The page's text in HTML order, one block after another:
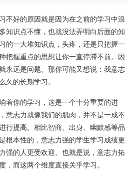
好的原因就是因为在之前的学习中浪
知识点不懂，也就没法弄明白后面的知
的一大堆知识点，头疼，还是只把握一
把握重点的思想让你一直停滞不前。因
永远是问题。那你可能又想说：我意志
久的长期学习。
你的学习，这是一个十分重要的进
意志力就像我们的肌肉，并不是一成不
行提高。相比智商、出身、幽默感等品
根本性的，意志力强的学生学习成绩更
强的人更受欢迎。也就是说，意志力拓
，而这两个维度直接关乎学习。